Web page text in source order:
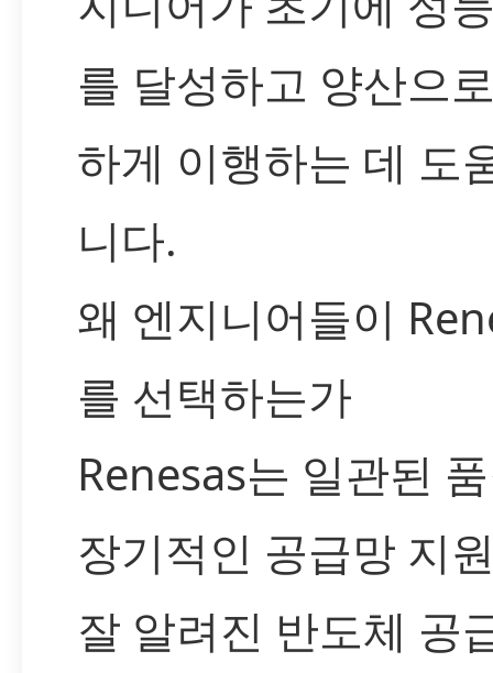
를 달성하고 양산으
하게 이행하는 데 도
니다.
왜 엔지니어들이
를 선택하는가
Renesas는 일관된
장기적인 공급망 지
잘 알려진 반도체 공